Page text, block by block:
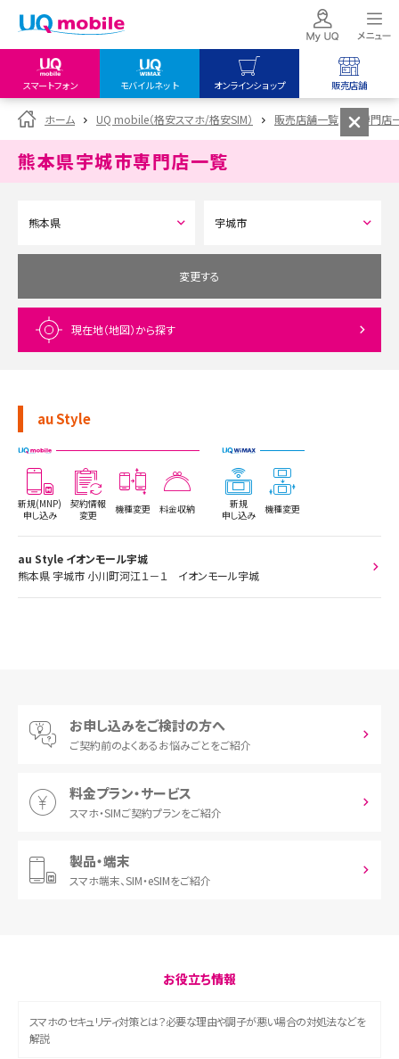
スマートフォン モバイルネット オンラインショップ 販売店舗
my UQ WiMAX
UQ WiMAX ご契約の方
My UQ mobile
データチャージサイト
UQ mobile
オンラインショップ
UQ WiMAX
UQ mobile
販売店舗
UQ WiMAX
ホーム UQ mobile（格安スマホ/格安SIM） 販売店舗一覧 専門店
熊本県宇城市専門店一覧
変更する
現在地（地図）から探す
au Style
新規(MNP)
申し込み
契約情報
変更
機種変更 料金収納
新規
申し込み
機種変更
au Style イオンモール宇城
熊本県 宇城市 小川町河江１－１ イオンモール宇城
お申し込みをご検討の方へ
ご契約前のよくあるお悩みごとをご紹介
料金プラン・サービス
スマホ・SIMご契約プランをご紹介
製品・端末
スマホ端末、SIM・eSIMをご紹介
お役立ち情報
スマホのセキュリティ対策とは？必要な理由や調子が悪い場合の対処法などを
解説